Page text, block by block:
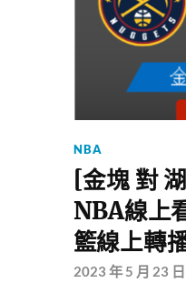
NBA
[金塊 對
NBA線上
籃線上轉
2023 年 5 月 23 日